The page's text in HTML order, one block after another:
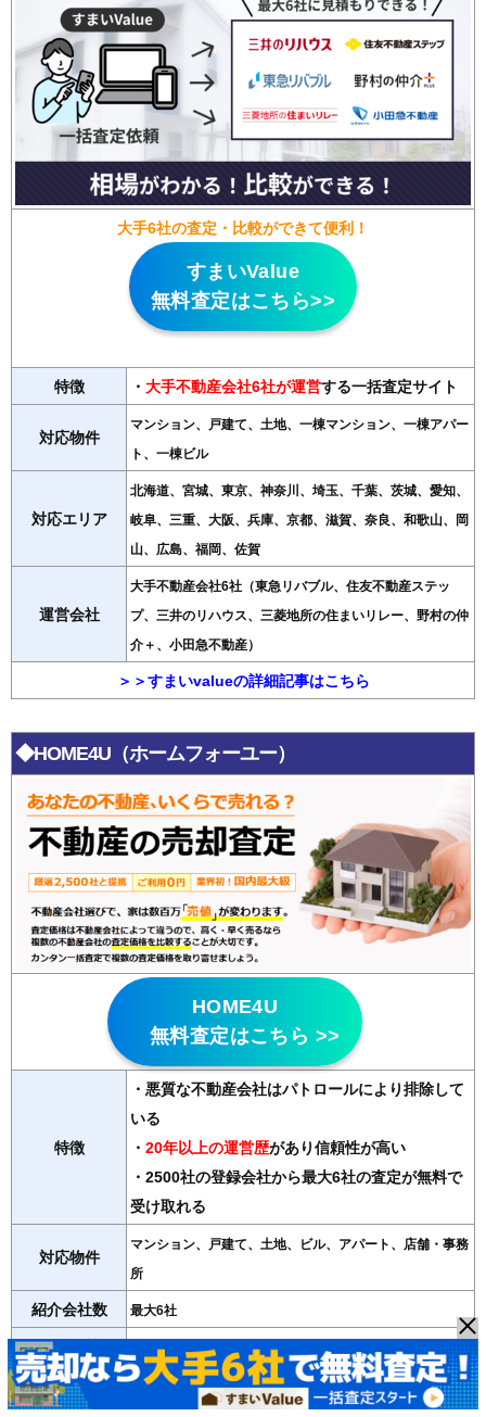
大手6社の査定・比較ができて便利！
すまいValue
無料査定はこちら>>
特徴 ・ 大手不動産会社6社が運営する一括査定サイト
対応物件
マンション、戸建て、土地、一棟マンション、一棟アパー
ト、一棟ビル
対応エリア
北海道、宮城、東京、神奈川、埼玉、千葉、茨城、愛知、
岐阜、三重、大阪、兵庫、京都、滋賀、奈良、和歌山、岡
山、広島、福岡、佐賀
運営会社
大手不動産会社6社（東急リバブル、住友不動産ステッ
プ、三井のリハウス、三菱地所の住まいリレー、野村の仲
介＋、小田急不動産）
＞＞すまいvalueの詳細記事はこちら
◆HOME4U（ホームフォーユー）
HOME4U
無料査定はこちら >>
特徴
・悪質な不動産会社はパトロールにより排除して
いる
・ 20年以上の運営歴があり信頼性が高い
・2500社の登録会社から最大6社の査定が無料で
受け取れる
対応物件
マンション、戸建て、土地、ビル、アパート、店舗・事務
所
紹介会社数 最大6社
運営会社 NTTデータ・ウィズ（東証プライム子会社）
＞＞HOME4Uの詳細記事はこちら